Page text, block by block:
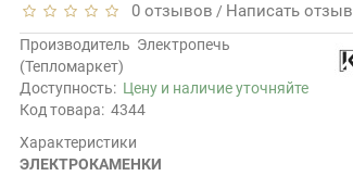
0 отзывов / Написать отзыв
Производитель Электропечь
(Тепломаркет)
Доступность: Цену и наличие уточняйте
Код товара: 4344
Характеристики
ЭЛЕКТРОКАМЕНКИ